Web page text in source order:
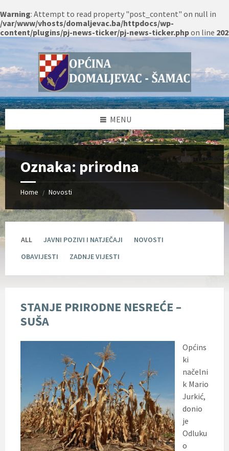
Warning: Attempt to read property "post_content" on null in
/var/www/vhosts/domaljevac.ba/httpdocs/wp-
content/plugins/pj-news-ticker/pj-news-ticker.phpon line 202
Skip
to
Skip
to
sidebar
Skip
to
sidebar
Skip
to
MENU
Oznaka: prirodna
Home / Novosti
ALL JAVNI POZIVI I NATJEČAJI
NOVOSTI
OBAVIJESTI
ZADNJE VIJESTI
STANJE PRIRODNE NESREĆE –
SUŠA
Općins
ki
načelni
k Mario
Jurkić,
donio
je
Odluku
o